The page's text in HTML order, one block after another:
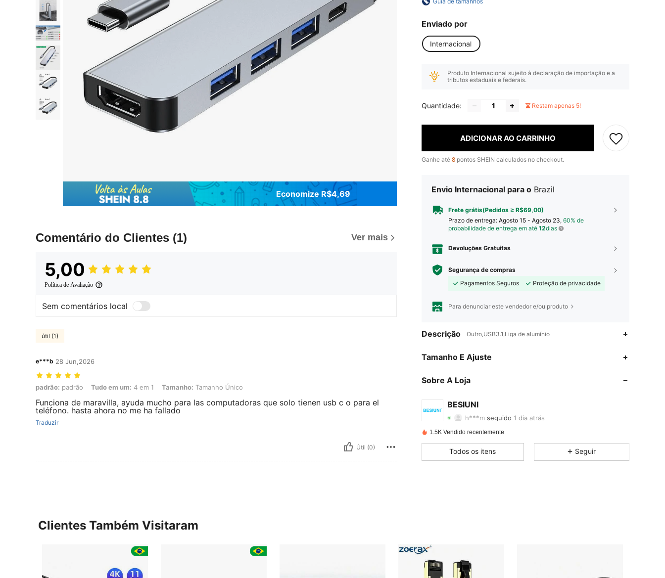
Economize R$4,69
Comentário do Clientes (1) Ver mais
5,00
Política de Avaliação
Sem comentários local
útil (1)
e***b 28 Jun,2026
padrão: padrão, Tudo em um: 4 em 1, Tamanho: Tamanho Único
padrão: padrão Tudo em um: 4 em 1 Tamanho: Tamanho Único
Funciona de maravilla, ayuda mucho para las computadoras que solo tienen usb c o para el
teléfono. hasta ahora no me ha fallado
Traduzir
Útil (0)
Enviado por
Internacional
Produto Internacional sujeito à declaração de importação e a
tributos estaduais e federais.
Quantidade: Restam apenas 5!
ADICIONAR AO CARRINHO
Ganhe até 8 pontos SHEIN calculados no checkout.
Envio Internacional para o Brazil
Frete grátis(Pedidos ≥ R$69,00)
Prazo de entrega: Agosto 15 - Agosto 23, 60% de
probabilidade de entrega em até 12dias
Devoluções Gratuitas
Segurança de compras
Pagamentos Seguros
Proteção de privacidade
Para denunciar este vendedor e/ou produto
Descrição Outro,USB3.1,Liga de alumínio
Tamanho E Ajuste
Sobre A Loja
BESIUNI
4,60
4,60
4,60
h***m seguido 1 dia atrás
4,60
4,60
1.5K Vendido recentemente
Todos os itens Seguir
Clientes Também Visitaram